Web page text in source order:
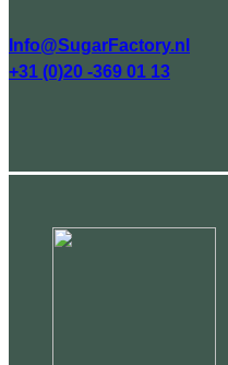
Info@SugarFactory.nl
+31 (0)20 -369 01 13